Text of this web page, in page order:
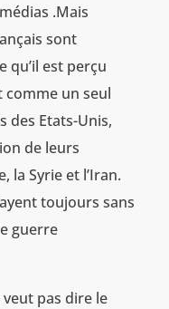
.Mais
sont
qu’il est perçu
un seul
des Etats-Unis,
de leurs
la Syrie et l’Iran.
toujours sans
guerre
veut pas dire le